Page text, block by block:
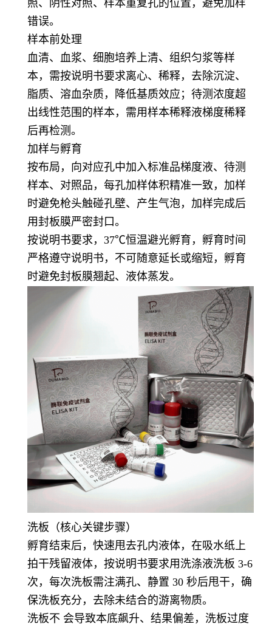
照、阴性对照、样本重复孔的位置，避免加样
错误。
样本前处理
血清、血浆、细胞培养上清、组织匀浆等样
本，需按说明书要求离心、稀释，去除沉淀、
脂质、溶血杂质，降低基质效应；待测浓度超
出线性范围的样本，需用样本稀释液梯度稀释
后再检测。
加样与孵育
按布局，向对应孔中加入标准品梯度液、待测
样本、对照品，每孔加样体积精准一致，加样
时避免枪头触碰孔壁、产生气泡，加样完成后
用封板膜严密封口。
按说明书要求，37℃恒温避光孵育，孵育时间
严格遵守说明书，不可随意延长或缩短，孵育
时避免封板膜翘起、液体蒸发。
洗板（核心关键步骤）
孵育结束后，快速甩去孔内液体，在吸水纸上
拍干残留液体，按说明书要求用洗涤液洗板 3-6
次，每次洗板需注满孔、静置 30 秒后甩干，确
保洗板充分，去除未结合的游离物质。
洗板不 会导致本底飙升、结果偏差，洗板过度